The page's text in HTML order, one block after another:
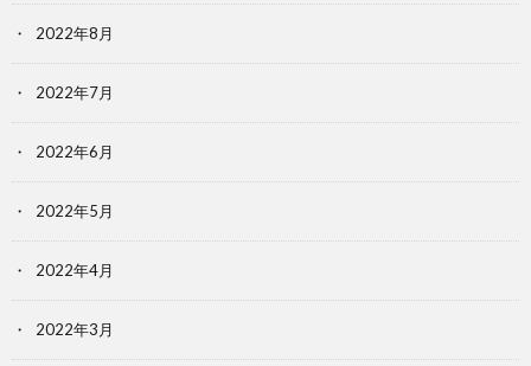
2022年8月
2022年7月
2022年6月
2022年5月
2022年4月
2022年3月